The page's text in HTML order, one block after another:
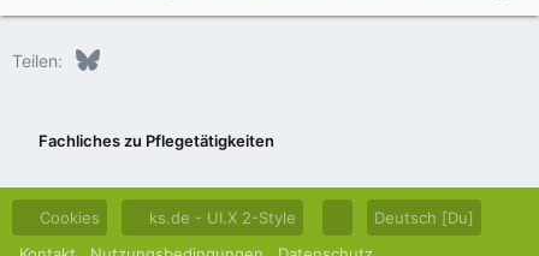
Teilen: Bluesky
Fachliches zu Pflegetätigkeiten
Cookies ks.de - UI.X 2-Style
Deutsch [Du]